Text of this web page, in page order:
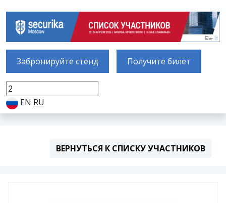
Забронируйте стенд Получите билет
EN RU
ВЕРНУТЬСЯ К СПИСКУ УЧАСТНИКОВ